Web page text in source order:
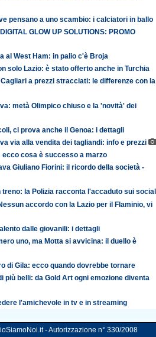
pensano a uno scambio: i calciatori in ballo
GLOW UP SOLUTIONS: PROMO
al West Ham: in palio c'è Broja
solo Lazio: è stato offerto anche in Turchia
a prezzi stracciati: le differenze con la
metà Olimpico chiuso e la 'novità' dei
ci prova anche il Genoa: i dettagli
via alla vendita dei tagliandi: info e prezzi
ecco cosa è successo a marzo
Giuliano Fiorini: il ricordo della società -
treno: la Polizia racconta l'accaduto sui social
accordo con la Lazio per il Flaminio, vi
dalle giovanili: i dettagli
uno, ma Motta si avvicina: il duello è
di Gila: ecco quando dovrebbe tornare
più belli: da Gold Art ogni emozione diventa
l'amichevole in tv e in streaming
- Autorizzazione n° 330/2008